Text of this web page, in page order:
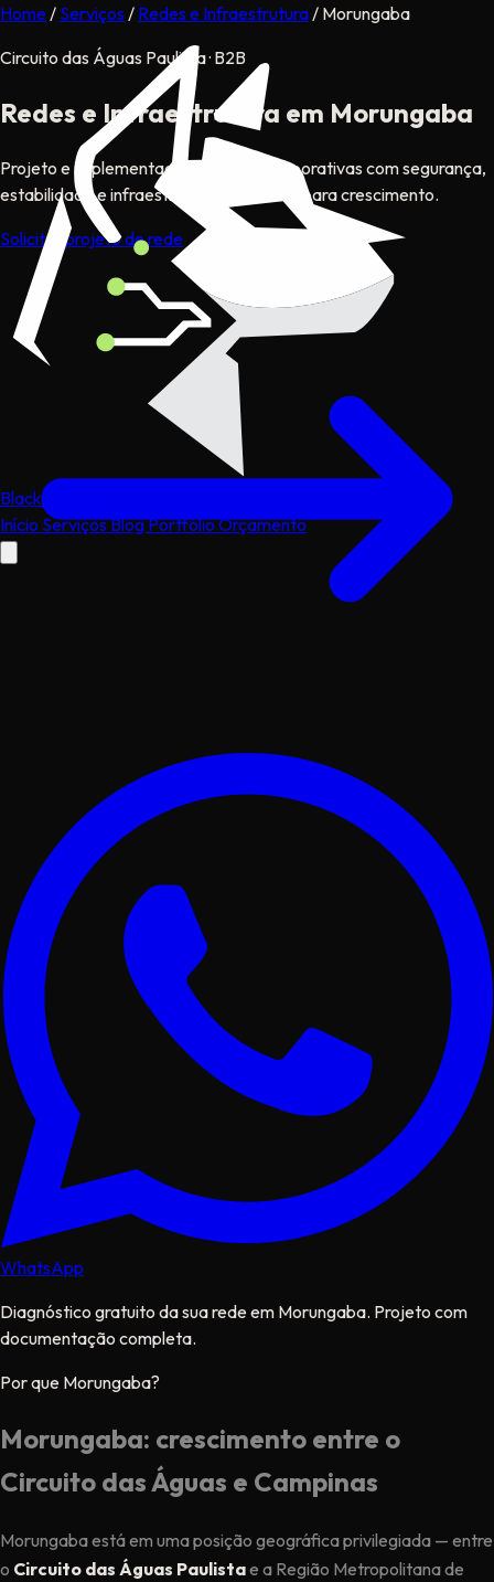
Blackdog
Início ServiçosBlogPortfólioOrçamento
Home/ Serviços / Redes e Infraestrutura/ Morungaba
Circuito das Águas Paulista · B2B
Redes e Infraestrutura em Morungaba
Projeto e implementação de redes corporativas com segurança,
estabilidade e infraestrutura preparada para crescimento.
Solicitar projeto de rede
WhatsApp
Diagnóstico gratuito da sua rede em Morungaba. Projeto com
documentação completa.
Por que Morungaba?
Morungaba: crescimento entre o
Circuito das Águas e Campinas
Morungaba está em uma posição geográfica privilegiada — entre
o Circuito das Águas Paulistae a Região Metropolitana de